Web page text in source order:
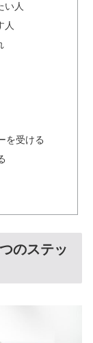
い人
人
を受ける
のステッ